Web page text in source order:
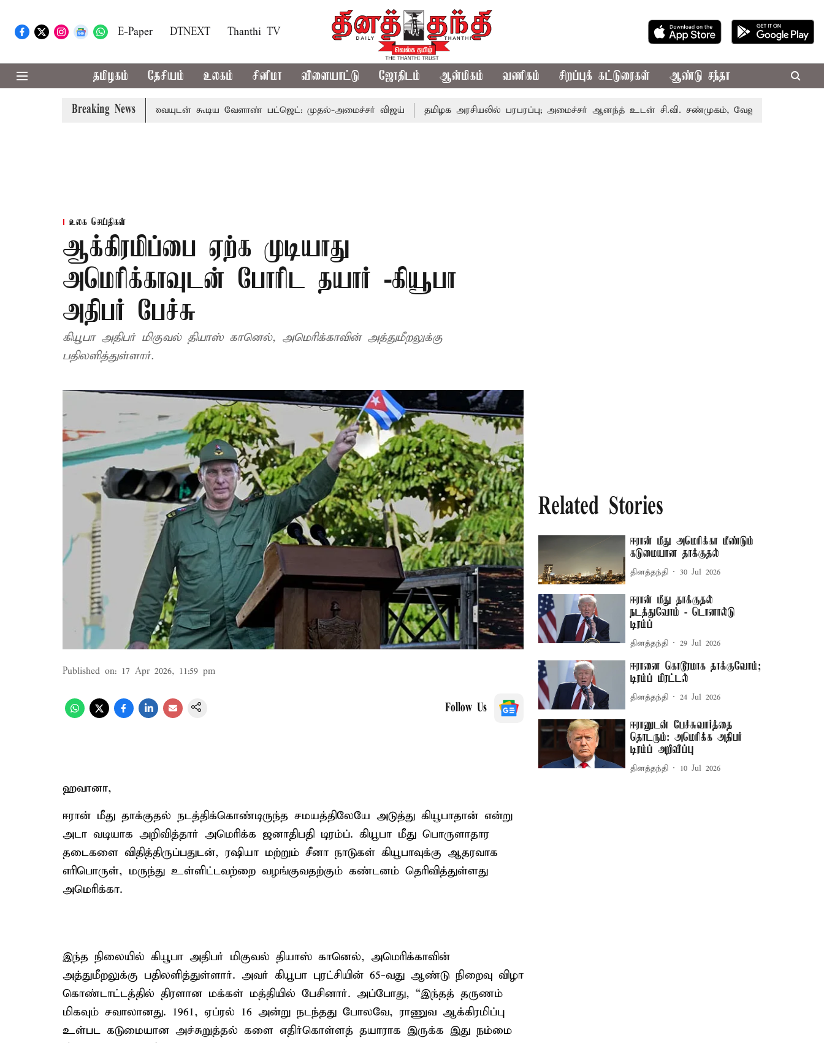
E-Paper DTNEXT Thanthi TV
தமிழகம் தேசியம் உலகம் சினிமா விளையாட்டு ஜோதிடம் ஆன்மிகம் வணிகம் சிறப்புக் கட்டுரைகள் ஆண்டு சந்தா
Breaking News
தொலைநோக்கு பார்வையுடன் கூடிய வேளாண் பட்ஜெட்: முதல்-அமைச்சர் விஜய் தமிழக அரசியலில் பரபரப்பு; அமைச்சர் ஆனந்த் உடன் சி.வி. சண்முகம், வேலுமணி சந்திப்பு
உலக செய்திகள்
ஆக்கிரமிப்பை ஏற்க முடியாது
அமெரிக்காவுடன் போரிட தயார் -கியூபா
அதிபர் பேச்சு
கியூபா அதிபர் மிகுவல் தியாஸ் கானெல், அமெரிக்காவின் அத்துமீறலுக்கு
பதிலளித்துள்ளார்.
Published on: 17 Apr 2026, 11:59 pm
Follow Us
ஹவானா,
ஈரான் மீது தாக்குதல் நடத்திக்கொண்டிருந்த சமயத்திலேயே அடுத்து கியூபாதான் என்று
அடா வடியாக அறிவித்தார் அமெரிக்க ஜனாதிபதி டிரம்ப். கியூபா மீது பொருளாதார
தடைகளை விதித்திருப்பதுடன், ரஷியா மற்றும் சீனா நாடுகள் கியூபாவுக்கு ஆதரவாக
எரிபொருள், மருந்து உள்ளிட்டவற்றை வழங்குவதற்கும் கண்டனம் தெரிவித்துள்ளது
அமெரிக்கா.
இந்த நிலையில் கியூபா அதிபர் மிகுவல் தியாஸ் கானெல், அமெரிக்காவின்
அத்துமீறலுக்கு பதிலளித்துள்ளார். அவர் கியூபா புரட்சியின் 65-வது ஆண்டு நிறைவு விழா
கொண்டாட்டத்தில் திரளான மக்கள் மத்தியில் பேசினார். அப்போது, “இந்தத் தருணம்
மிகவும் சவாலானது. 1961, ஏப்ரல் 16 அன்று நடந்தது போலவே, ராணுவ ஆக்கிரமிப்பு
உள்பட கடுமையான அச்சுறுத்தல் களை எதிர்கொள்ளத் தயாராக இருக்க இது நம்மை
Related Stories
ஈரான் மீது அமெரிக்கா மீண்டும்
கடுமையான தாக்குதல்
தினத்தந்தி 30 Jul 2026
ஈரான் மீது தாக்குதல்
நடத்துவோம் - டொனால்டு
டிரம்ப்
தினத்தந்தி 29 Jul 2026
ஈரானை கொடூரமாக தாக்குவோம்;
டிரம்ப் மிரட்டல்
தினத்தந்தி 24 Jul 2026
ஈரானுடன் பேச்சுவார்த்தை
தொடரும்: அமெரிக்க அதிபர்
டிரம்ப் அறிவிப்பு
தினத்தந்தி 10 Jul 2026